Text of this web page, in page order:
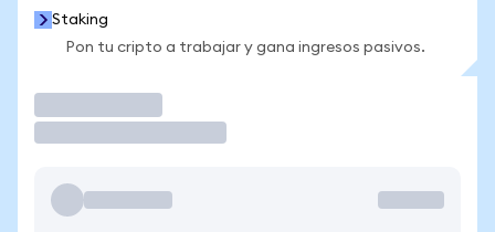
Staking
Pon tu cripto a trabajar y gana ingresos pasivos.